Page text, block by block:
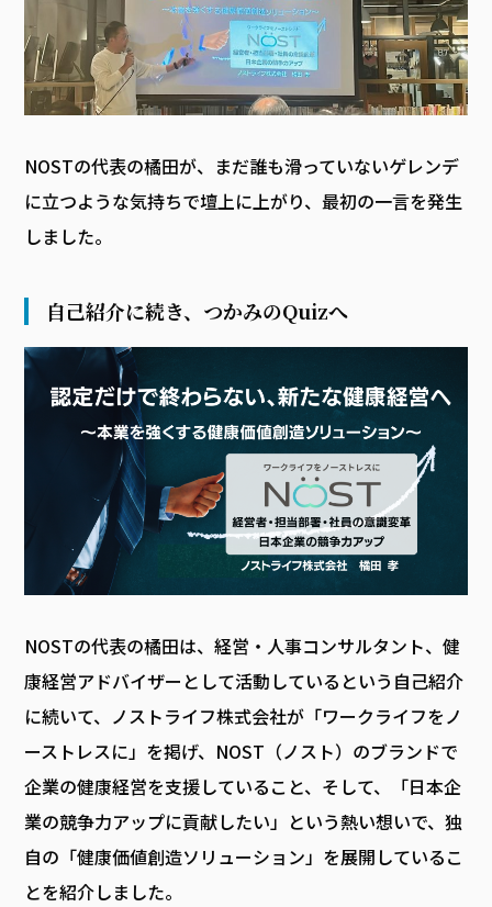
NOSTの代表の橘田が、まだ誰も滑っていないゲレンデ
に立つような気持ちで壇上に上がり、最初の一言を発生
しました。
自己紹介に続き、つかみのQuizへ
NOSTの代表の橘田は、経営・人事コンサルタント、健
康経営アドバイザーとして活動しているという自己紹介
に続いて、ノストライフ株式会社が「ワークライフをノ
ーストレスに」を掲げ、NOST（ノスト）のブランドで
企業の健康経営を支援していること、そして、「日本企
業の競争力アップに貢献したい」という熱い想いで、独
自の「健康価値創造ソリューション」を展開しているこ
とを紹介しました。